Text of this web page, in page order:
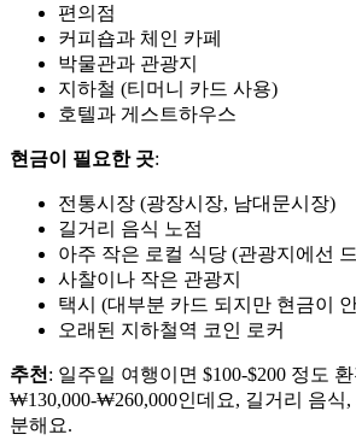
편의점
커피숍과 체인 카페
박물관과 관광지
지하철 (티머니 카드 사용)
호텔과 게스트하우스
현금이 필요한 곳:
전통시장 (광장시장, 남대문시장)
길거리 음식 노점
아주 작은 로컬 식당 (관광지에선
사찰이나 작은 관광지
택시 (대부분 카드 되지만 현금이
오래된 지하철역 코인 로커
추천 : 일주일 여행이면 $100-$200 정도
₩130,000-₩260,000인데요, 길거리 음식
분해요.